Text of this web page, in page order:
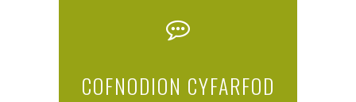
COFNODION CYFARFOD